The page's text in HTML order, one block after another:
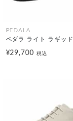
PEDALA
ペダラ ライト ラギッ
¥29,700税込